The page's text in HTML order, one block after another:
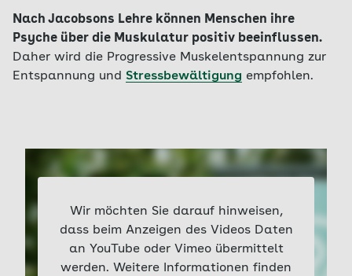
Nach Jacobsons Lehre können Menschen ihre
Psyche über die Muskulatur positiv beeinflussen.
Daher wird die Progressive Muskelentspannung zur
Entspannung und Stressbewältigung empfohlen.
Wir möchten Sie darauf hinweisen,
dass beim Anzeigen des Videos Daten
an YouTube oder Vimeo übermittelt
werden. Weitere Informationen finden